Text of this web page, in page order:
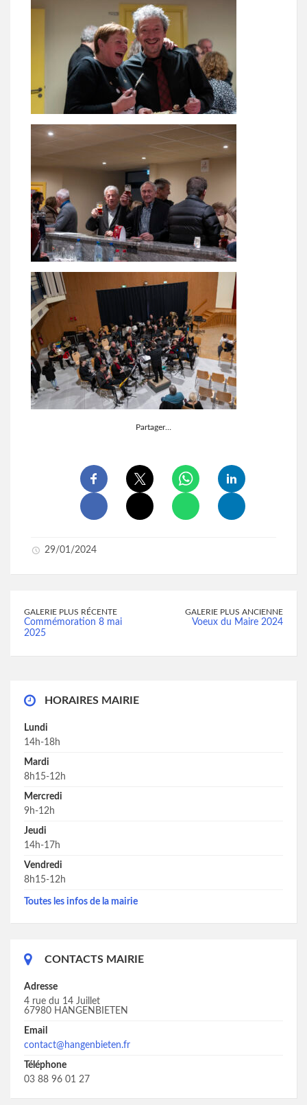
Partager…
29/01/2024
GALERIE PLUS RÉCENTE
Commémoration 8 mai
2025
GALERIE PLUS ANCIENNE
Voeux du Maire 2024
HORAIRES MAIRIE
Lundi
14h-18h
Mardi
8h15-12h
Mercredi
9h-12h
Jeudi
14h-17h
Vendredi
8h15-12h
Toutes les infos de la mairie
CONTACTS MAIRIE
Adresse
4 rue du 14 Juillet
67980 HANGENBIETEN
Email
contact@hangenbieten.fr
Téléphone
03 88 96 01 27